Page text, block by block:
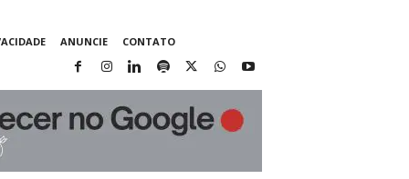
ANUNCIE CONTATO